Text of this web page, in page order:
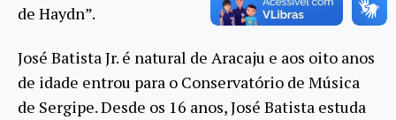
de Haydn”.
José Batista Jr. é natural de Aracaju e aos oito anos
de idade entrou para o Conservatório de Música
de Sergipe. Desde os 16 anos, José Batista estuda